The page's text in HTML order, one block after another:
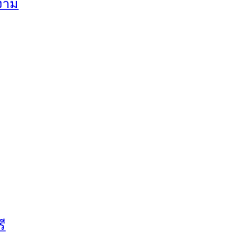
ม